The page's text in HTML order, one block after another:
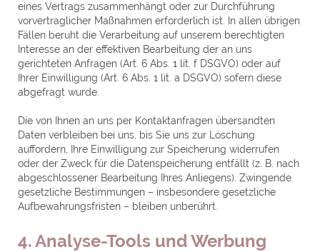
eines Vertrags zusammenhängt oder zur Durchführung
vorvertraglicher Maßnahmen erforderlich ist. In allen übrigen
Fällen beruht die Verarbeitung auf unserem berechtigten
Interesse an der effektiven Bearbeitung der an uns
gerichteten Anfragen (Art. 6 Abs. 1 lit. f DSGVO) oder auf
Ihrer Einwilligung (Art. 6 Abs. 1 lit. a DSGVO) sofern diese
abgefragt wurde.
Die von Ihnen an uns per Kontaktanfragen übersandten
Daten verbleiben bei uns, bis Sie uns zur Löschung
auffordern, Ihre Einwilligung zur Speicherung widerrufen
oder der Zweck für die Datenspeicherung entfällt (z. B. nach
abgeschlossener Bearbeitung Ihres Anliegens). Zwingende
gesetzliche Bestimmungen – insbesondere gesetzliche
Aufbewahrungsfristen – bleiben unberührt.
4. Analyse-Tools und Werbung